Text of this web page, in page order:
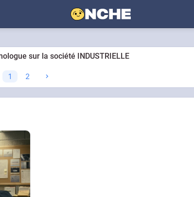
sur la société INDUSTRIELLE
1 2